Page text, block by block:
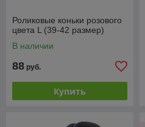
Роликовые коньки розового
цвета L (39-42 размер)
В наличии
88 руб.
Купить